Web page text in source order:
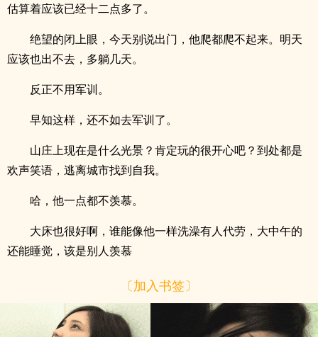
估算着应该已经十二点多了。
绝望的闭上眼，今天别说出门，他爬都爬不起来。明天
应该也出不去，多躺几天。
反正不用军训。
早知这样，还不如去军训了。
山庄上现在是什么光景？肯定玩的很开心吧？到处都是
欢声笑语，逃离城市找到自我。
哈，他一点都不羡慕。
大床也很好啊，谁能像他一样洗澡有人代劳，大中午的
还能睡觉，该是别人羡慕
〔加入书签〕